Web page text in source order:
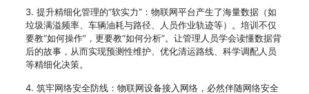
3. 提升精细化管理的“软实力”：物联网平台产生了海量数据（如
垃圾满溢频率、车辆油耗与路径、人员作业轨迹等）。培训不仅
要教“如何操作”，更要教“如何分析”。让管理人员学会读懂数据背
后的故事，从而实现预测性维护、优化清运路线、科学调配人员
等精细化决策。
4. 筑牢网络安全防线：物联网设备接入网络，必然伴随网络安全